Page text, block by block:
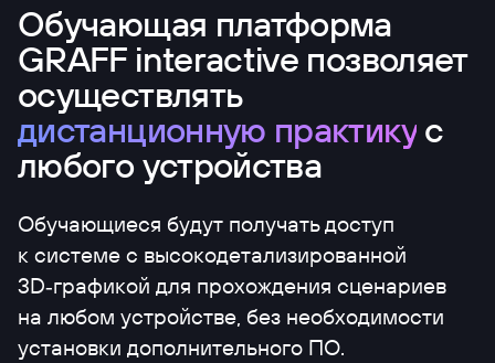
Обучающая платформа
GRAFF interactive позволяет
осуществлять
дистанционную практикус
любого устройства
Обучающиеся будут получать доступ
к системе с высокодетализированной
3D‑графикой для прохождения сценариев
на любом устройстве, без необходимости
установки дополнительного ПО.